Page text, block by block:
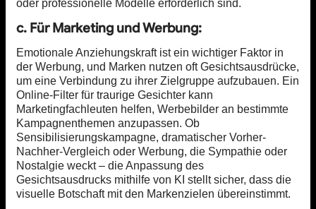
oder professionelle Modelle erforderlich sind.
c. Für Marketing und Werbung:
Emotionale Anziehungskraft ist ein wichtiger Faktor in
der Werbung, und Marken nutzen oft Gesichtsausdrücke,
um eine Verbindung zu ihrer Zielgruppe aufzubauen. Ein
Online-Filter für traurige Gesichter kann
Marketingfachleuten helfen, Werbebilder an bestimmte
Kampagnenthemen anzupassen. Ob
Sensibilisierungskampagne, dramatischer Vorher-
Nachher-Vergleich oder Werbung, die Sympathie oder
Nostalgie weckt – die Anpassung des
Gesichtsausdrucks mithilfe von KI stellt sicher, dass die
visuelle Botschaft mit den Markenzielen übereinstimmt.